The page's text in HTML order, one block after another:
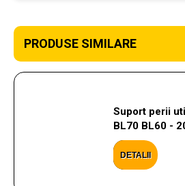
PRODUSE SIMILARE
Suport perii
BL70 BL60 -
DETALII